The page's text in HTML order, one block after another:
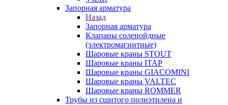
Запорная арматура
Назад
Запорная арматура
Клапаны соленойдные
(электромагнитные)
Шаровые краны STOUT
Шаровые краны ITAP
Шаровые краны GIACOMINI
Шаровые краны VALTEC
Шаровые краны ROMMER
Трубы из сшитого полиэтилена и